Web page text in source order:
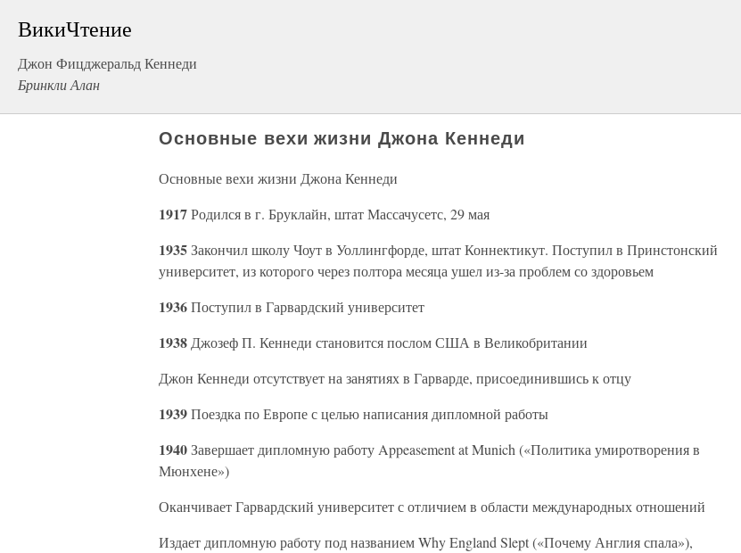
ВикиЧтение
Джон Фицджеральд Кеннеди
Бринкли Алан
Основные вехи жизни Джона Кеннеди
Основные вехи жизни Джона Кеннеди
1917Родился в г. Бруклайн, штат Массачусетс, 29 мая
1935Закончил школу Чоут в Уоллингфорде, штат Коннектикут. Поступил в Принстонский
университет, из которого через полтора месяца ушел из-за проблем со здоровьем
1936Поступил в Гарвардский университет
1938 Джозеф П. Кеннеди становится послом США в Великобритании
Джон Кеннеди отсутствует на занятиях в Гарварде, присоединившись к отцу
1939Поездка по Европе с целью написания дипломной работы
1940Завершает дипломную работу Appeasement at Munich («Политика умиротворения в
Мюнхене»)
Оканчивает Гарвардский университет с отличием в области международных отношений
Издает дипломную работу под названием Why England Slept («Почему Англия спала»),